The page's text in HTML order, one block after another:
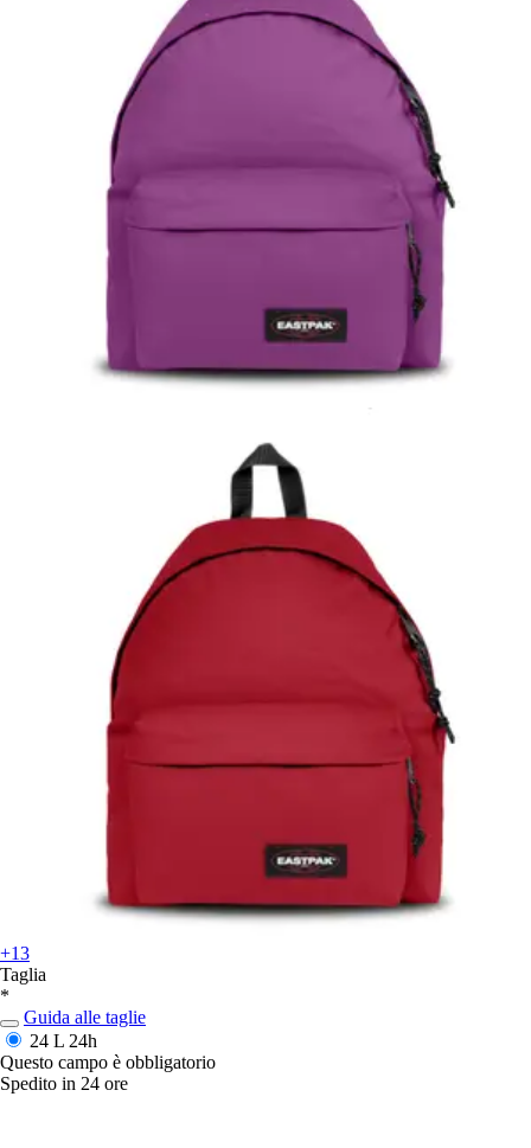
+13
Taglia
*
Guida alle taglie
24 L 24h
Questo campo è obbligatorio
Spedito in 24 ore